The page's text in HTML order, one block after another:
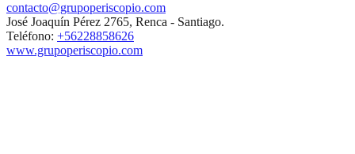
contacto@grupoperiscopio.com
José Joaquín Pérez 2765, Renca - Santiago.
Teléfono: +56228858626
www.grupoperiscopio.com